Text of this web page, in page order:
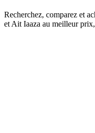
Recherchez, comparez et
et Ait Iaaza au meilleur